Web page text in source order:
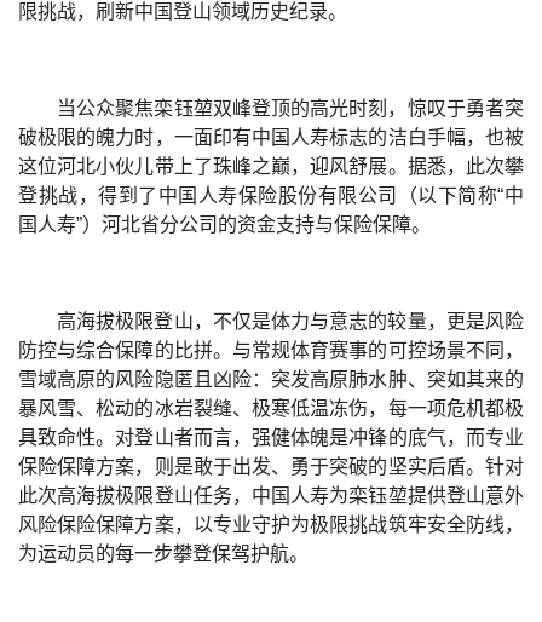
限挑战，刷新中国登山领域历史纪录。
当公众聚焦栾钰堃双峰登顶的高光时刻，惊叹于勇者突
破极限的魄力时，一面印有中国人寿标志的洁白手幅，也被
这位河北小伙儿带上了珠峰之巅，迎风舒展。据悉，此次攀
登挑战，得到了中国人寿保险股份有限公司（以下简称“中
国人寿”）河北省分公司的资金支持与保险保障。
高海拔极限登山，不仅是体力与意志的较量，更是风险
防控与综合保障的比拼。与常规体育赛事的可控场景不同，
雪域高原的风险隐匿且凶险：突发高原肺水肿、突如其来的
暴风雪、松动的冰岩裂缝、极寒低温冻伤，每一项危机都极
具致命性。对登山者而言，强健体魄是冲锋的底气，而专业
保险保障方案，则是敢于出发、勇于突破的坚实后盾。针对
此次高海拔极限登山任务，中国人寿为栾钰堃提供登山意外
风险保险保障方案，以专业守护为极限挑战筑牢安全防线，
为运动员的每一步攀登保驾护航。